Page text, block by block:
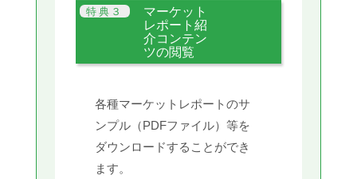
マーケット
レポート紹
介コンテン
ツの閲覧
各種マーケットレポートのサ
ンプル（PDFファイル）等を
ダウンロードすることができ
ます。